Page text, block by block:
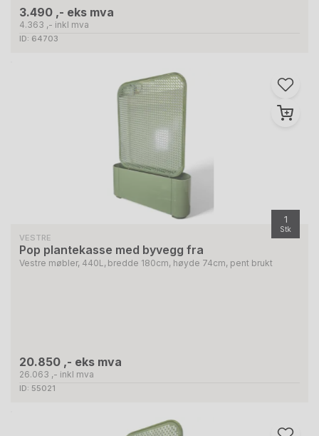
3.490 ,- eks mva
4.363 ,- inkl mva
ID: 64703
1
Stk
VESTRE
Pop plantekasse med byvegg fra
Vestre møbler, 440L, bredde 180cm, høyde 74cm, pent brukt
20.850 ,- eks mva
26.063 ,- inkl mva
ID: 55021